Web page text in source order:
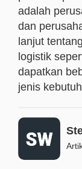
adalah
dan
lanjut
logistik
dapatkan
jenis